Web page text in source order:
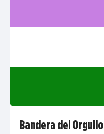
Bandera del